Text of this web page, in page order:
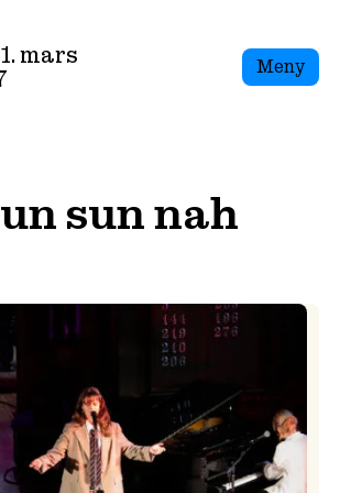
mars
Meny
sun nah